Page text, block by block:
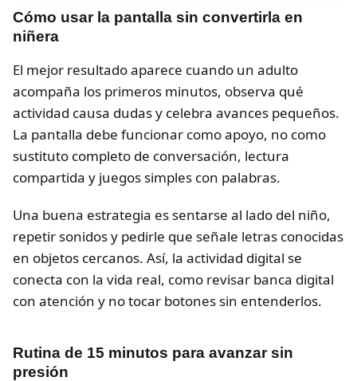
Cómo usar la pantalla sin convertirla en
niñera
El mejor resultado aparece cuando un adulto
acompaña los primeros minutos, observa qué
actividad causa dudas y celebra avances pequeños.
La pantalla debe funcionar como apoyo, no como
sustituto completo de conversación, lectura
compartida y juegos simples con palabras.
Una buena estrategia es sentarse al lado del niño,
repetir sonidos y pedirle que señale letras conocidas
en objetos cercanos. Así, la actividad digital se
conecta con la vida real, como revisar banca digital
con atención y no tocar botones sin entenderlos.
Rutina de 15 minutos para avanzar sin
presión